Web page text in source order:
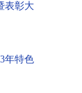
表彰大
年特色